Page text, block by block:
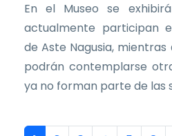
En el Museo se
actualmente participan
de Aste Nagusia,
podrán contemplarse
ya no forman parte de las